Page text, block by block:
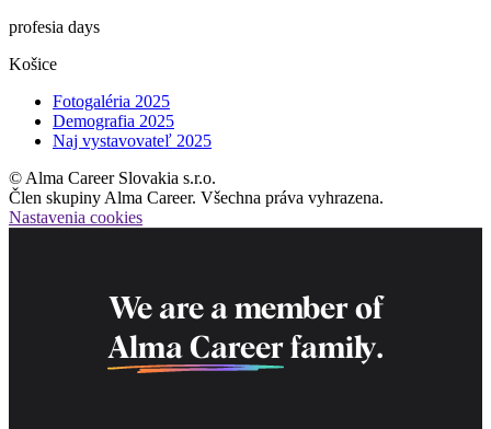
profesia days
Košice
Fotogaléria 2025
Demografia 2025
Naj vystavovateľ 2025
© Alma Career Slovakia s.r.o.
Člen skupiny Alma Career. Všechna práva vyhrazena.
Nastavenia cookies
We are a member of
Alma Career family.